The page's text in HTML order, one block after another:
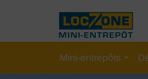
Mini-entrepôts